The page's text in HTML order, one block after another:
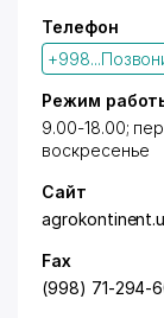
Телефон
Режим
9.00-18.00;
воскресенье
Сайт
Fax
(998) 71-294-